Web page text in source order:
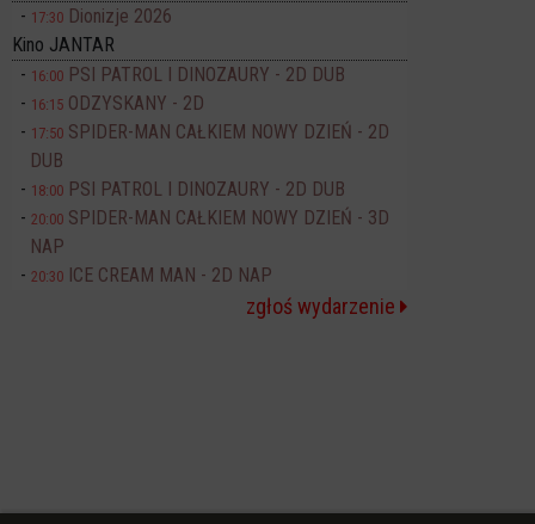
17:30 Dionizje 2026
Kino JANTAR
16:00 PSI PATROL I DINOZAURY - 2D DUB
16:15 ODZYSKANY - 2D
17:50 SPIDER-MAN CAŁKIEM NOWY DZIEŃ - 2D
DUB
18:00 PSI PATROL I DINOZAURY - 2D DUB
20:00 SPIDER-MAN CAŁKIEM NOWY DZIEŃ - 3D
NAP
20:30 ICE CREAM MAN - 2D NAP
zgłoś wydarzenie